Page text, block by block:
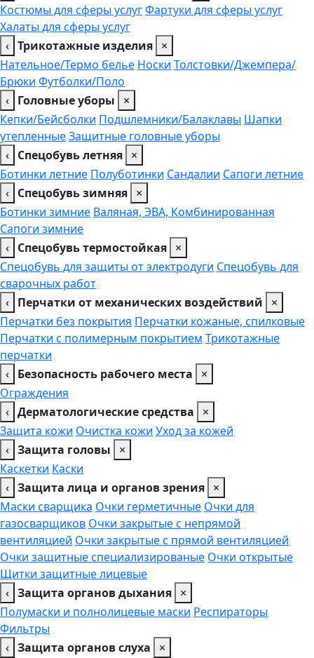
Костюмы для сферы услугФартуки для сферы услуг
Халаты для сферы услуг
‹ Трикотажные изделия ×
Нательное/Термо белье Носки Толстовки/Джемпера/
Брюки Футболки/Поло
‹ Головные уборы
×
Кепки/Бейсболки Подшлемники/Балаклавы Шапки
утепленныеЗащитные головные уборы
‹ Спецобувь летняя ×
Ботинки летние Полуботинки Сандалии Сапоги летние
‹ Спецобувь зимняя ×
Ботинки зимние Валяная, ЭВА, Комбинированная
Сапоги зимние
‹ Спецобувь термостойкая ×
Спецобувь для защиты от электродуги Спецобувь для
сварочных работ
‹ Перчатки от механических воздействий
×
Перчатки без покрытия Перчатки кожаные, спилковые
Перчатки с полимерным покрытием Трикотажные
перчатки
‹ Безопасность рабочего места
×
Ограждения
‹ Дерматологические средства
×
Защита кожи Очистка кожи Уход за кожей
‹ Защита головы
×
Каскетки Каски
‹ Защита лица и органов зрения ×
Маски сварщика Очки герметичные Очки для
газосварщиков Очки закрытые с непрямой
вентиляцией Очки закрытые с прямой вентиляцией
Очки защитные специализированые Очки открытые
Щитки защитные лицевые
‹ Защита органов дыхания ×
Полумаски и полнолицевые маски Респираторы
Фильтры
‹ Защита органов слуха
×